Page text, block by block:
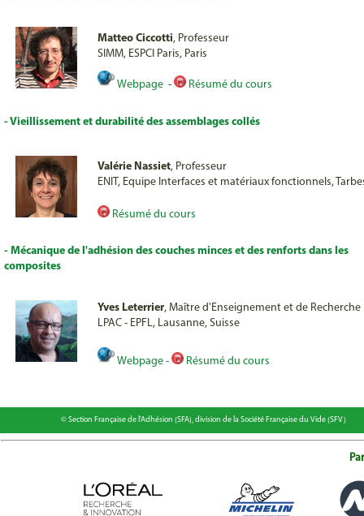
Matteo Ciccotti, Professeur
SIMM, ESPCI Paris, Paris
Webpage - Résumé du cours
- Vieillissement et durabilité des assemblages collés
Valérie Nassiet, Professeur
ENIT, Equipe Interfaces et matériaux fonctionnels,
Résumé du cours
- Mécanique de l'adhésion des couches minces et des renforts dans les
composites
Yves Leterrier, Maître d'Enseignement et de Recherche
LPAC - EPFL, Lausanne, Suisse
Webpage - Résumé du cours
© Section Française de l'Adhésion (SFA), division de la Société Française du Vide (SFV)